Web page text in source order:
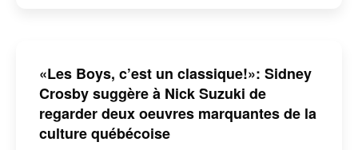
«Les Boys, c’est un classique!»: Sidney
Crosby suggère à Nick Suzuki de
regarder deux oeuvres marquantes de la
culture québécoise